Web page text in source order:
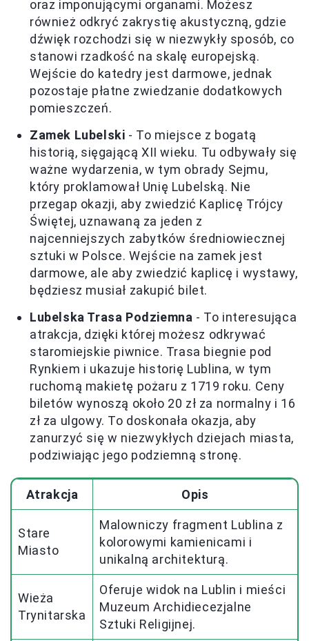
oraz imponującymi organami. Możesz
również odkryć zakrystię akustyczną, gdzie
dźwięk rozchodzi się w niezwykły sposób, co
stanowi rzadkość na skalę europejską.
Wejście do katedry jest darmowe, jednak
pozostaje płatne zwiedzanie dodatkowych
pomieszczeń.
Zamek Lubelski - To miejsce z bogatą
historią, sięgającą XII wieku. Tu odbywały się
ważne wydarzenia, w tym obrady Sejmu,
który proklamował Unię Lubelską. Nie
przegap okazji, aby zwiedzić Kaplicę Trójcy
Świętej, uznawaną za jeden z
najcenniejszych zabytków średniowiecznej
sztuki w Polsce. Wejście na zamek jest
darmowe, ale aby zwiedzić kaplicę i wystawy,
będziesz musiał zakupić bilet.
Lubelska Trasa Podziemna - To interesująca
atrakcja, dzięki której możesz odkrywać
staromiejskie piwnice. Trasa biegnie pod
Rynkiem i ukazuje historię Lublina, w tym
ruchomą makietę pożaru z 1719 roku. Ceny
biletów wynoszą około 20 zł za normalny i 16
zł za ulgowy. To doskonała okazja, aby
zanurzyć się w niezwykłych dziejach miasta,
podziwiając jego podziemną stronę.
Atrakcja Opis
Stare
Miasto
Malowniczy fragment Lublina z
kolorowymi kamienicami i
unikalną architekturą.
Wieża
Trynitarska
Oferuje widok na Lublin i mieści
Muzeum Archidiecezjalne
Sztuki Religijnej.